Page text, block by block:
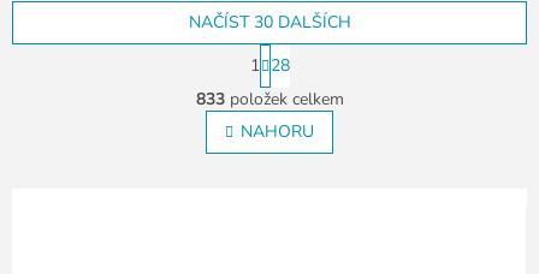
O
v
l
á
NAČÍST 30 DALŠÍCH
S
t
r
á
n
k
1 28
833položek celkem
NAHORU